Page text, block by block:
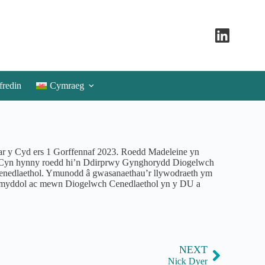
Cymraeg
y Cyd ers 1 Gorffennaf 2023. Roedd Madeleine yn
hynny roedd hi’n Ddirprwy Gynghorydd Diogelwch
Ymunodd â gwasanaethau’r llywodraeth ym
ac mewn Diogelwch Cenedlaethol yn y DU a
NEXT
Nick Dyer